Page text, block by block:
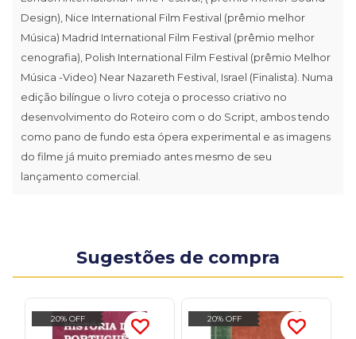
Design), Nice International Film Festival (prêmio melhor
Música) Madrid International Film Festival (prêmio melhor
cenografia), Polish International Film Festival (prêmio Melhor
Música -Video) Near Nazareth Festival, Israel (Finalista). Numa
edição bilíngue o livro coteja o processo criativo no
desenvolvimento do Roteiro com o do Script, ambos tendo
como pano de fundo esta ópera experimental e as imagens
do filme já muito premiado antes mesmo de seu
lançamento comercial.
Sugestões de compra
20% OFF 20% OFF